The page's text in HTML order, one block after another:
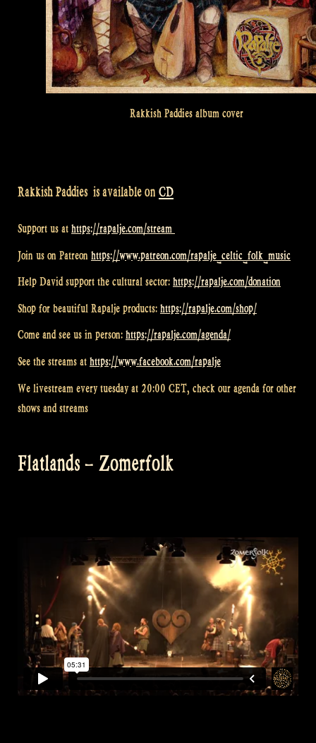
Rakkish Paddies album cover
Rakkish Paddies is available on CD
Support us at https://rapalje.com/stream
Join us on Patreon https://www.patreon.com/rapalje_celtic_folk_music
Help David support the cultural sector: https://rapalje.com/donation
Shop for beautiful Rapalje products: https://rapalje.com/shop/
Come and see us in person: https://rapalje.com/agenda/
See the streams at https://www.facebook.com/rapalje
We livestream every tuesday at 20:00 CET, check our agenda for other
shows and streams
Flatlands – Zomerfolk